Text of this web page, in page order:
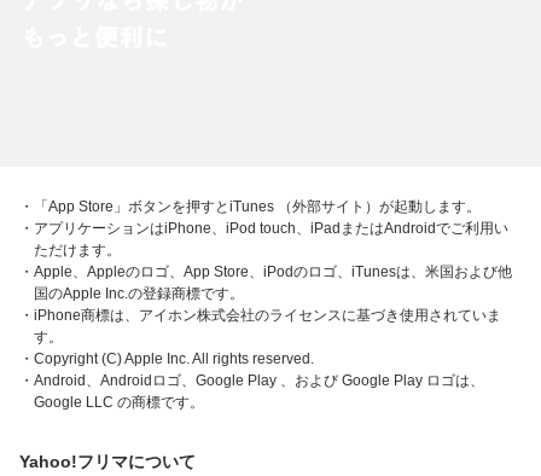
・「App Store」ボタンを押すとiTunes （外部サイト）が起動します。
・アプリケーションはiPhone、iPod touch、iPadまたはAndroidでご利用い
ただけます。
・Apple、Appleのロゴ、App Store、iPodのロゴ、iTunesは、米国および他
国のApple Inc.の登録商標です。
・iPhone商標は、アイホン株式会社のライセンスに基づき使用されていま
す。
・Copyright (C) Apple Inc. All rights reserved.
・Android、Androidロゴ、Google Play 、および Google Play ロゴは、
Google LLC の商標です。
Yahoo!フリマについて